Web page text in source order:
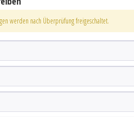
werden nach Überprüfung freigeschaltet.